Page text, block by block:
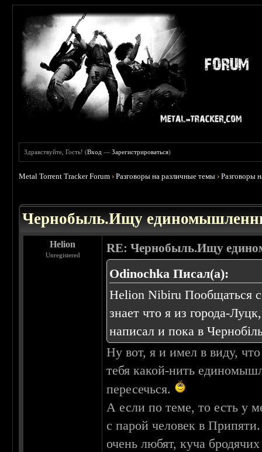
Здравствуйте, Гость! (Вход —Зарегистрироваться)
Metal Torrent Tracker Forum ›Разговоры на различные темы ›Разговоры
Чернобыль.Ищу
Helion
Unregistered
RE: Чернобыль.Ищу
Odinochka Писал(а):
Helion Nibiru Пообщаться
знает что я из города-
написал и пока в
Ну вот, я и имел в виду,
тебя какой-нить
пересечься.
А если по теме, то есть у
с парой человек в
очень любят, куча